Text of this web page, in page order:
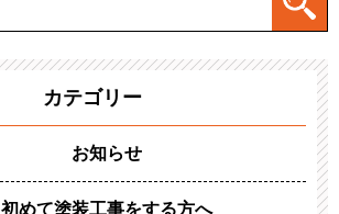
カテゴリー
お知らせ
初めて塗装工事をする方へ